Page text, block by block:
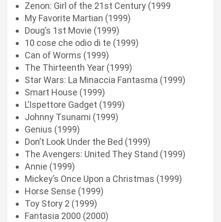
Zenon: Girl of the 21st Century (1999
My Favorite Martian (1999)
Doug’s 1st Movie (1999)
10 cose che odio di te (1999)
Can of Worms (1999)
The Thirteenth Year (1999)
Star Wars: La Minaccia Fantasma (1999)
Smart House (1999)
L’Ispettore Gadget (1999)
Johnny Tsunami (1999)
Genius (1999)
Don’t Look Under the Bed (1999)
The Avengers: United They Stand (1999)
Annie (1999)
Mickey’s Once Upon a Christmas (1999)
Horse Sense (1999)
Toy Story 2 (1999)
Fantasia 2000 (2000)